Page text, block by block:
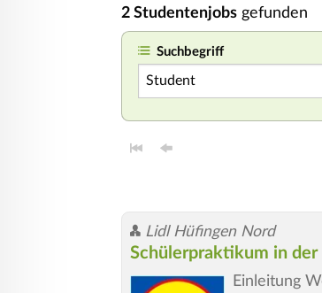
2 Studentenjobs gefunden
Suchbegriff
Lidl Hüfingen Nord
Schülerpraktikum in
Einleitung